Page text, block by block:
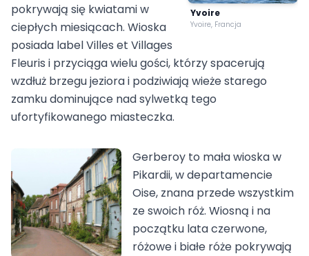
Yvoire
Yvoire, Francja
pokrywają się kwiatami w
ciepłych miesiącach. Wioska
posiada label Villes et Villages
Fleuris i przyciąga wielu gości, którzy spacerują
wzdłuż brzegu jeziora i podziwiają wieże starego
zamku dominujące nad sylwetką tego
ufortyfikowanego miasteczka.
Gerberoy to mała wioska w
Pikardii, w departamencie
Oise, znana przede wszystkim
ze swoich róż. Wiosną i na
początku lata czerwone,
różowe i białe róże pokrywają